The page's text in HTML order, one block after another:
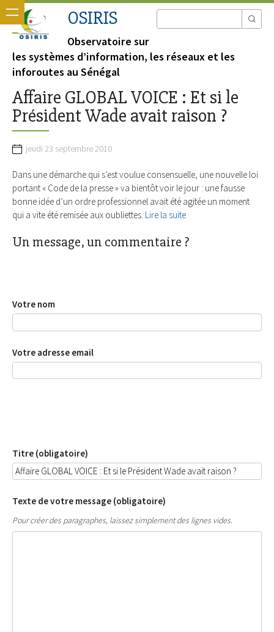
OSIRIS
Observatoire sur
les systèmes d’information, les réseaux et les
inforoutes au Sénégal
Affaire GLOBAL VOICE : Et si le
Président Wade avait raison ?
jeudi 23 septembre 2010
Dans une démarche qui s’est voulue consensuelle, une nouvelle loi
portant « Code de la presse » va bientôt voir le jour : une fausse
bonne idée d’un ordre professionnel avait été agitée un moment
qui a vite été remisée aux oubliettes. Lire la suite
Un message, un commentaire ?
Votre nom
Votre adresse email
Titre (obligatoire)
Texte de votre message (obligatoire)
Pour créer des paragraphes, laissez simplement des lignes vides.